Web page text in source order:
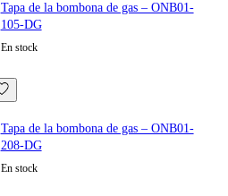
Tapa de la bombona de gas – ONB01-
105-DG
En stock
Tapa de la bombona de gas – ONB01-
208-DG
En stock